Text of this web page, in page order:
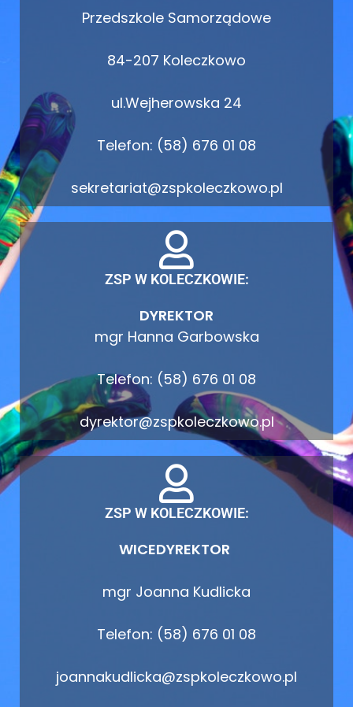
Przedszkole Samorządowe
84-207 Koleczkowo
ul.Wejherowska 24
Telefon: (58) 676 01 08
sekretariat@zspkoleczkowo.pl
ZSP W KOLECZKOWIE:
DYREKTOR
mgr Hanna Garbowska
Telefon: (58) 676 01 08
dyrektor@zspkoleczkowo.pl
ZSP W KOLECZKOWIE:
WICEDYREKTOR
mgr Joanna Kudlicka
Telefon: (58) 676 01 08
joannakudlicka@zspkoleczkowo.pl